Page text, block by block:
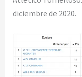
diciembre de 2020.